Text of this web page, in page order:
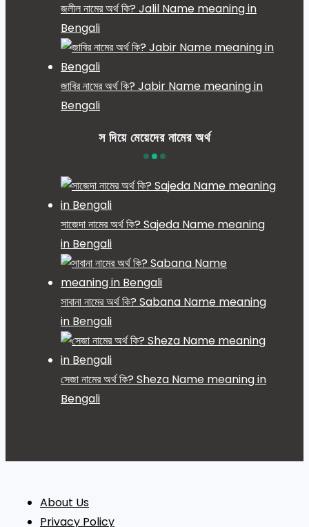
জলীল নামের অর্থ কি? Jalil Name meaning in
Bengali
জাবির নামের অর্থ কি? Jabir Name meaning in
Bengali
স দিয়ে মেয়েদের নামের অর্থ
সাজেদা নামের অর্থ কি? Sajeda Name meaning
in Bengali
সাবানা নামের অর্থ কি? Sabana Name meaning
in Bengali
সেজা নামের অর্থ কি? Sheza Name meaning in
Bengali
About Us
Privacy Policy